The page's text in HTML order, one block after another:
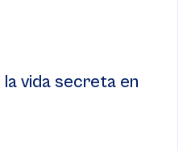
vida secreta en